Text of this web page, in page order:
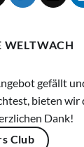
WELTWACH
gefällt
bieten wir
Dank!
Club